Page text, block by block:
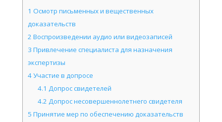
1 Осмотр письменных и вещественных
доказательств
2 Воспроизведении аудио или видеозаписей
3 Привлечение специалиста для назначения
экспертизы
4Участие в допросе
4.1 Допрос свидетелей
4.2 Допрос несовершеннолетнего свидетеля
5 Принятие мер по обеспечению доказательств